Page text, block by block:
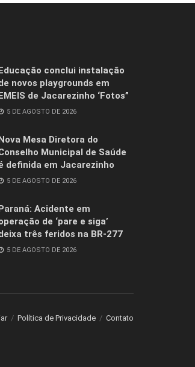
conclui instalação
novos playgrounds em
de Jacarezinho ‘Fotos”
5 DE AGOSTO DE 2026
Mesa Diretora do
Municipal de Saúde
definida em Jacarezinho
5 DE AGOSTO DE 2026
Acidente em
de ‘pare e siga’
três feridos na BR-277
5 DE AGOSTO DE 2026
Política de Privacidade Contato